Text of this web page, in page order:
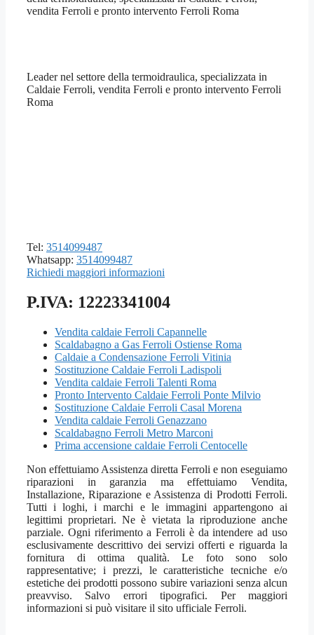
vendita Ferroli e pronto intervento Ferroli Roma
Leader nel settore della termoidraulica, specializzata in
Caldaie Ferroli, vendita Ferroli e pronto intervento Ferroli
Roma
Tel: 3514099487
Whatsapp: 3514099487
Richiedi maggiori informazioni
P.IVA: 12223341004
Vendita caldaie Ferroli Capannelle
Scaldabagno a Gas Ferroli Ostiense Roma
Caldaie a Condensazione Ferroli Vitinia
Sostituzione Caldaie Ferroli Ladispoli
Vendita caldaie Ferroli Talenti Roma
Pronto Intervento Caldaie Ferroli Ponte Milvio
Sostituzione Caldaie Ferroli Casal Morena
Vendita caldaie Ferroli Genazzano
Scaldabagno Ferroli Metro Marconi
Prima accensione caldaie Ferroli Centocelle
Non effettuiamo Assistenza diretta Ferroli e non eseguiamo
riparazioni in garanzia ma effettuiamo Vendita,
Installazione, Riparazione e Assistenza di Prodotti Ferroli.
Tutti i loghi, i marchi e le immagini appartengono ai
legittimi proprietari. Ne è vietata la riproduzione anche
parziale. Ogni riferimento a Ferroli è da intendere ad uso
esclusivamente descrittivo dei servizi offerti e riguarda la
fornitura di ottima qualità. Le foto sono solo
rappresentative; i prezzi, le caratteristiche tecniche e/o
estetiche dei prodotti possono subire variazioni senza alcun
preavviso. Salvo errori tipografici. Per maggiori
informazioni si può visitare il sito ufficiale Ferroli.